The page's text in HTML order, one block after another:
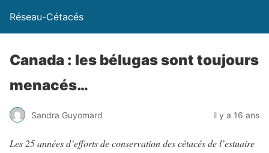
Réseau-Cétacés
Canada : les bélugas sont toujours
menacés…
Sandra Guyomard il y a 16 ans
Les 25 années d’efforts de conservation des cétacés de l’estuaire